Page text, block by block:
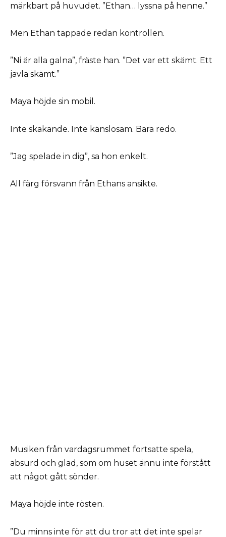
märkbart på huvudet. ”Ethan… lyssna på henne.”
Men Ethan tappade redan kontrollen.
”Ni är alla galna”, fräste han. ”Det var ett skämt. Ett
jävla skämt.”
Maya höjde sin mobil.
Inte skakande. Inte känslosam. Bara redo.
”Jag spelade in dig”, sa hon enkelt.
All färg försvann från Ethans ansikte.
Musiken från vardagsrummet fortsatte spela,
absurd och glad, som om huset ännu inte förstått
att något gått sönder.
Maya höjde inte rösten.
”Du minns inte för att du tror att det inte spelar